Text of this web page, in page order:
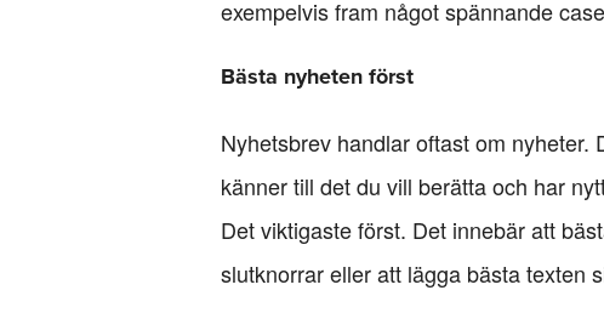
exempelvis fram något spännande
Bästa nyheten först
Nyhetsbrev handlar oftast om
känner till det du vill berätta och har
Det viktigaste först. Det innebär att
slutknorrar eller att lägga bästa texten